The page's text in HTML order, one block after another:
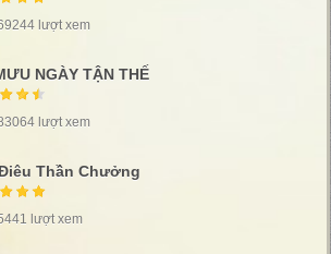
lượt xem
NGÀY TẬN THẾ
lượt xem
Thần Chưởng
lượt xem